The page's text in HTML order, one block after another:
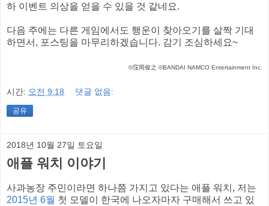
하 이벤트 의상을 얻을 수 있을 것 같네요.
다음 주에는 다른 게임에서도 행운이 찾아오기를 살짝 기대
하면서, 포스팅을 마무리하겠습니다. 감기 조심하세요~
©窪岡俊之 ©BANDAI NAMCO Entertainment Inc.
시간: 오전 9:18 댓글 없음:
공유
2018년 10월 27일 토요일
애플 워치 이야기
사과농장 주민이라면 하나쯤 가지고 있다는 애플 워치, 저는
2015년 6월 첫 모델이 한국에 나오자마자 구매해서 쓰고 있